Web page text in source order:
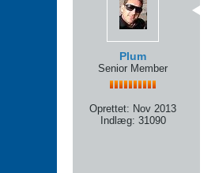
Plum
Senior Member
Oprettet: Nov 2013
Indlæg: 31090